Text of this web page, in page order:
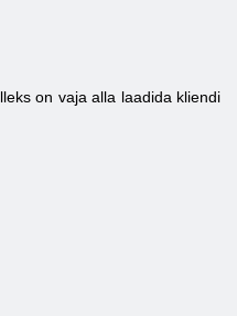
on vaja alla laadida kliendi